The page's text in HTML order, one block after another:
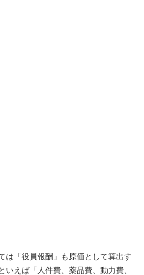
「役員報酬」も原価として算出す
えば「人件費、薬品費、動力費、